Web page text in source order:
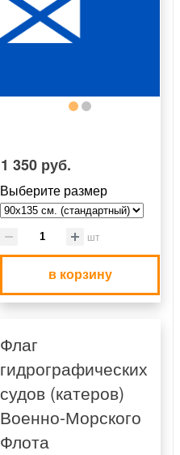
1 350 руб.
Выберите размер
шт
в корзину
Флаг
гидрографических
судов (катеров)
Военно-Морского
Флота